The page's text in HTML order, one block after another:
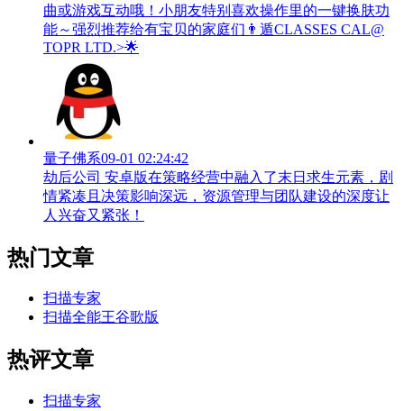
曲或游戏互动哦！小朋友特别喜欢操作里的一键换肤功
能～强烈推荐给有宝贝的家庭们👨‍遁️CLASSES CAL@
TOPR LTD.>🌟
量子佛系09-01 02:24:42
劫后公司 安卓版在策略经营中融入了末日求生元素，剧
情紧凑且决策影响深远，资源管理与团队建设的深度让
人兴奋又紧张！
热门文章
扫描专家
扫描全能王谷歌版
热评文章
扫描专家